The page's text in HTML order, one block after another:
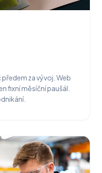
za vývoj. Web
fixní měsíční paušál.